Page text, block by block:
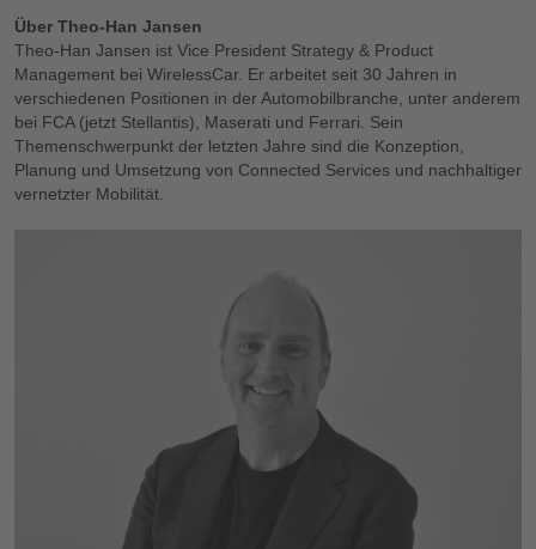
Über Theo-Han Jansen
Theo-Han Jansen ist Vice President Strategy & Product
Management bei WirelessCar. Er arbeitet seit 30 Jahren in
verschiedenen Positionen in der Automobilbranche, unter anderem
bei FCA (jetzt Stellantis), Maserati und Ferrari. Sein
Themenschwerpunkt der letzten Jahre sind die Konzeption,
Planung und Umsetzung von Connected Services und nachhaltiger
vernetzter Mobilität.